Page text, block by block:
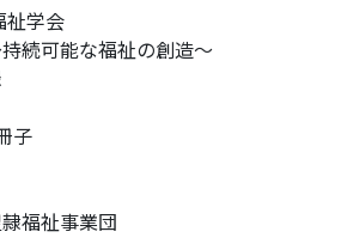
学会
続可能な福祉の創造～
子
福祉事業団